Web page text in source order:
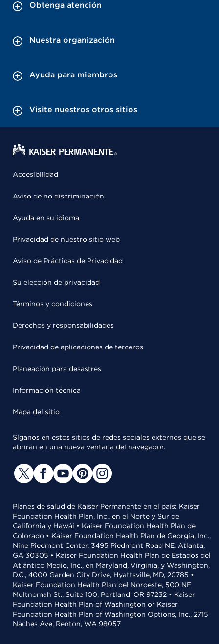
Obtenga atención
Nuestra organización
Ayuda para miembros
Visite nuestros otros sitios
Accesibilidad
Aviso de no discriminación
Ayuda en su idioma
Privacidad de nuestro sitio web
Aviso de Prácticas de Privacidad
Su elección de privacidad
Términos y condiciones
Derechos y responsabilidades
Privacidad de aplicaciones de terceros
Planeación para desastres
Información técnica
Mapa del sitio
Síganos en estos sitios de redes sociales externos que se
abrirán en una nueva ventana del navegador.
Planes de salud de Kaiser Permanente en el país: Kaiser
Foundation Health Plan, Inc., en el Norte y Sur de
California y Hawái • Kaiser Foundation Health Plan de
Colorado • Kaiser Foundation Health Plan de Georgia, Inc.,
Nine Piedmont Center, 3495 Piedmont Road NE, Atlanta,
GA 30305 • Kaiser Foundation Health Plan de Estados del
Atlántico Medio, Inc., en Maryland, Virginia, y Washington,
D.C., 4000 Garden City Drive, Hyattsville, MD, 20785 •
Kaiser Foundation Health Plan del Noroeste, 500 NE
Multnomah St., Suite 100, Portland, OR 97232 • Kaiser
Foundation Health Plan of Washington or Kaiser
Foundation Health Plan of Washington Options, Inc., 2715
Naches Ave, Renton, WA 98057